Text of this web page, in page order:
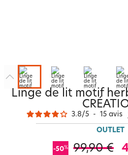
Linge de lit motif
3.8/5 - 15 avis
OUTLET
-50% 99,90 €